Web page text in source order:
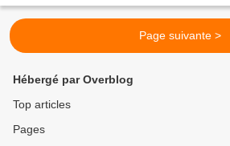
Page suivante >
Hébergé par Overblog
Top articles
Pages